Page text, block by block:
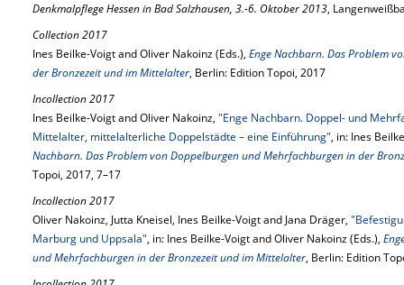
Denkmalpflege Hessen in Bad Salzhausen, 3.-6. Oktober 2013,
Collection 2017
Ines Beilke-Voigt and Oliver Nakoinz (Eds.), Enge Nachbarn. Das Problem
der Bronzezeit und im Mittelalter, Berlin: Edition Topoi, 2017
Incollection 2017
Ines Beilke-Voigt and Oliver Nakoinz, "Enge Nachbarn. Doppel- und
Mittelalter, mittelalterliche Doppelstädte – eine Einführung", in: Ines
Nachbarn. Das Problem von Doppelburgen und Mehrfachburgen in der
Topoi, 2017, 7–17
Incollection 2017
Oliver Nakoinz, Jutta Kneisel, Ines Beilke-Voigt and Jana Dräger,
Marburg und Uppsala", in: Ines Beilke-Voigt and Oliver Nakoinz (Eds.),
und Mehrfachburgen in der Bronzezeit und im Mittelalter, Berlin: Edition